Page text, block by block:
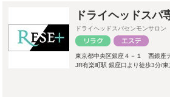
ドライヘッドス
ドライヘッドスパセンモンサロ
東京都中央区銀座４－１ 西銀座
JR有楽町駅 銀座口より徒歩3分/